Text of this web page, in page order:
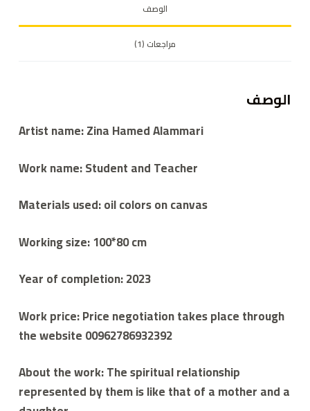
الوصف
مراجعات (1)
الوصف
Artist name: Zina Hamed Alammari
Work name: Student and Teacher
Materials used: oil colors on canvas
Working size: 100*80 cm
Year of completion: 2023
Work price: Price negotiation takes place through
the website 00962786932392
About the work: The spiritual relationship
represented by them is like that of a mother and a